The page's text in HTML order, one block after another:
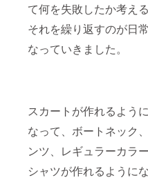
て何を失敗したか考える
それを繰り返すのが日
なっていきました。
スカートが作れるように
なって、ボートネック
ンツ、レギュラーカラ
シャツが作れるように